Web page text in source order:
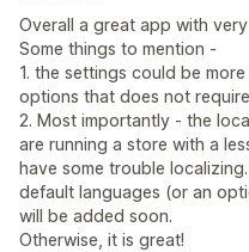
Overall a great app with
Some things to mention -
1. the settings could be
options that does not
2. Most importantly - the
are running a store with a
have some trouble
default languages (or an
will be added soon.
Otherwise, it is great!